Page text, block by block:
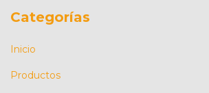
Categorías
Inicio
Productos